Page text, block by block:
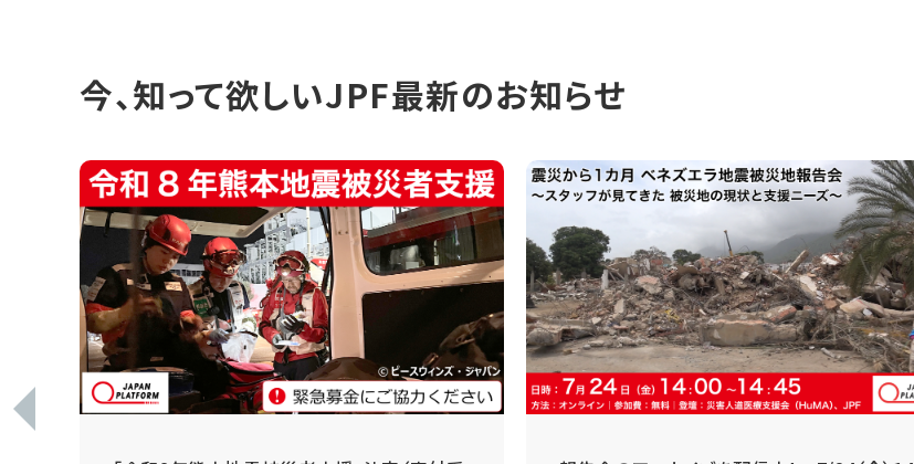
今、知って欲しいJPF最新のお知らせ